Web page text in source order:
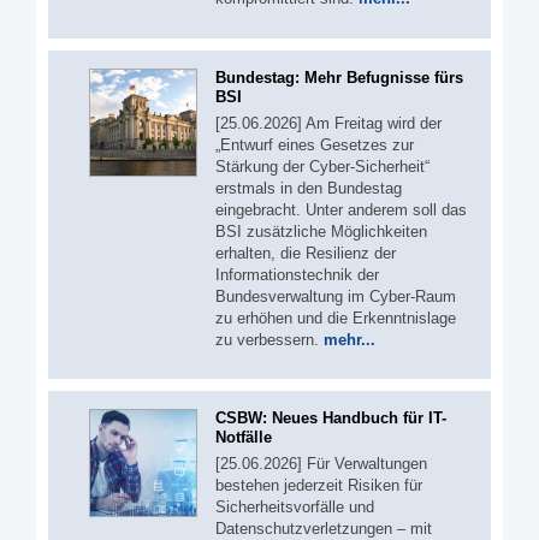
Bundestag: Mehr Befugnisse fürs
BSI
[25.06.2026] Am Freitag wird der
„Entwurf eines Gesetzes zur
Stärkung der Cyber-Sicherheit“
erstmals in den Bundestag
eingebracht. Unter anderem soll das
BSI zusätzliche Möglichkeiten
erhalten, die Resilienz der
Informationstechnik der
Bundesverwaltung im Cyber-Raum
zu erhöhen und die Erkenntnislage
zu verbessern. mehr...
CSBW: Neues Handbuch für IT-
Notfälle
[25.06.2026] Für Verwaltungen
bestehen jederzeit Risiken für
Sicherheitsvorfälle und
Datenschutzverletzungen – mit